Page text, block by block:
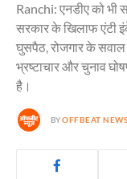
Ranchi: एनडीए को भी
सरकार के खिलाफ एंटी
घुसपैठ, रोजगार के
भ्रष्टाचार और चुनाव
है।
BYOFFBEAT NEWS